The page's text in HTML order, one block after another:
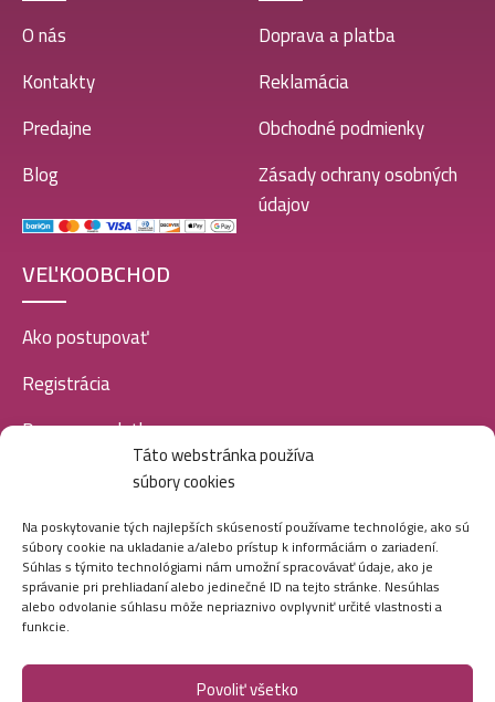
Táto webstránka používa
súbory cookies
Na poskytovanie tých najlepších skúseností používame technológie, ako sú
súbory cookie na ukladanie a/alebo prístup k informáciám o zariadení.
Súhlas s týmito technológiami nám umožní spracovávať údaje, ako je
správanie pri prehliadaní alebo jedinečné ID na tejto stránke. Nesúhlas
alebo odvolanie súhlasu môže nepriaznivo ovplyvniť určité vlastnosti a
funkcie.
Povoliť všetko
O nás
Kontakty
Predajne
Blog
Doprava a platba
Reklamácia
Obchodné podmienky
Zásady ochrany osobných
údajov
VEĽKOOBCHOD
Ako postupovať
Registrácia
Doprava a platba
SOCIÁLNE SIETE
Marei.sk - Všetky práva vyhradené - 2026